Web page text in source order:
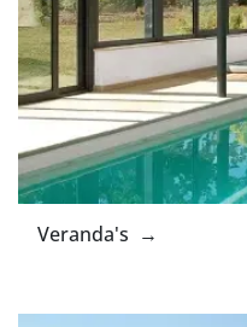
Veranda's →